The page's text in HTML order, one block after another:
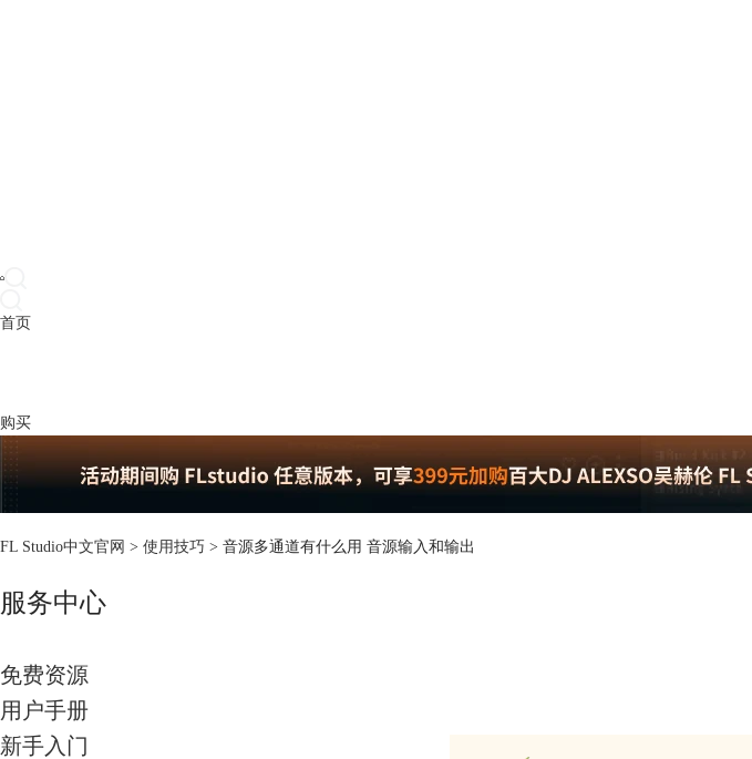
首页
购买
FL Studio中文官网 > 使用技巧 > 音源多通道有什么用 音源输入和输出
服务中心
免费资源
用户手册
新手入门